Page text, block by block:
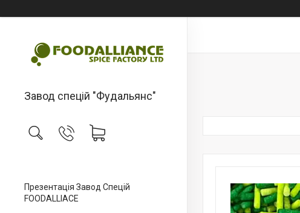
Завод спецій "Фудальянс"
Презентація Завод Спецій
FOODALLIACE